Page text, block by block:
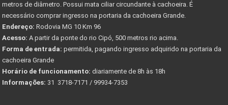
metros de diâmetro. Possui mata ciliar circundante à cachoeira. É
necessário comprar ingresso na portaria da cachoeira Grande.
Endereço: Rodovia MG 10 Km 96
Acesso: A partir da ponte do rio Cipó, 500 metros rio acima.
Forma de entrada: permitida, pagando ingresso adquirido na portaria da
cachoeira Grande
Horário de funcionamento: diariamente de 8h às 18h
Informações: 31 3718-7171 / 99934-7353